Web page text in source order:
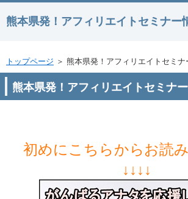
熊本県発！アフィリエイトセミナー
トップページ ＞ 熊本県発！アフィリエイトセミナ
熊本県発！アフィリエイトセミナ
初めにこちらからお読
↓↓↓↓